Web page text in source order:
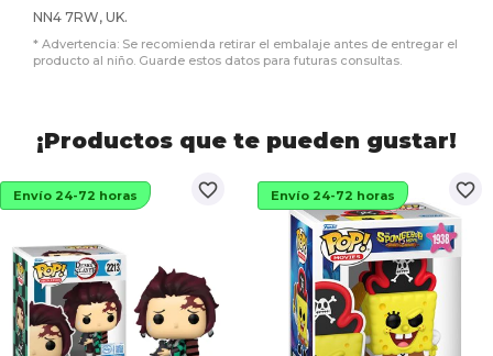
NN4 7RW, UK.
* Advertencia: Se recomienda retirar el embalaje antes de entregar el
producto al niño. Guarde estos datos para futuras consultas.
¡Productos que te pueden gustar!
favorite_border
Envío 24-72 horas favorite_border
Envío 24-72 horas